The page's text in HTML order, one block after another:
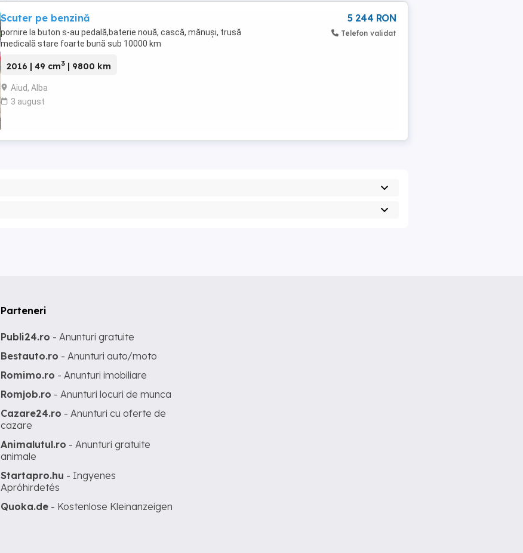
Scuter pe benzină
pornire la buton s-au pedală,baterie nouă, cască, mănuși, trusă
medicală stare foarte bună sub 10000 km
2016 | 49 cm3 | 9800 km
Aiud, Alba
3 august
5 244 RON
Telefon validat
Parteneri
Publi24.ro - Anunturi gratuite
Bestauto.ro - Anunturi auto/moto
Romimo.ro - Anunturi imobiliare
Romjob.ro - Anunturi locuri de munca
Cazare24.ro - Anunturi cu oferte de
cazare
Animalutul.ro - Anunturi gratuite
animale
Startapro.hu - Ingyenes
Apróhirdetés
Quoka.de - Kostenlose Kleinanzeigen